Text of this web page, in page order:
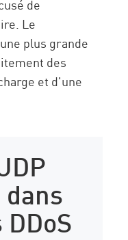
de
Le
plus grande
des
et d'une